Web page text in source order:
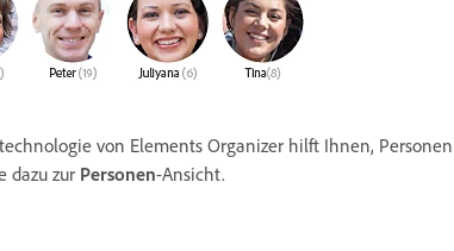
von Elements Organizer hilft Ihnen,
dazu zur Personen-Ansicht.